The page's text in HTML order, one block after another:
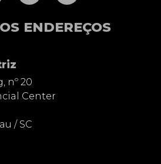
ENDEREÇOS
nº 20
Center
/ SC